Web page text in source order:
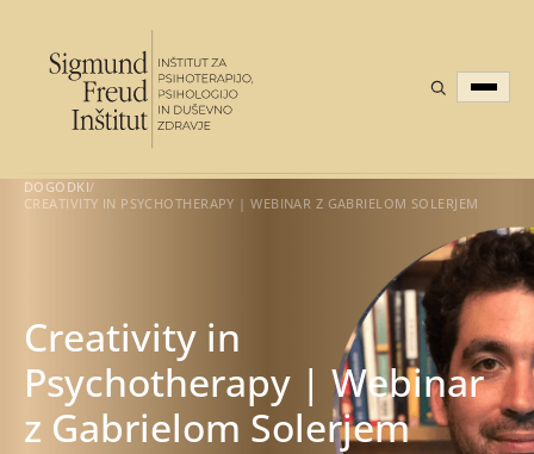
DOGODKI/
CREATIVITY IN PSYCHOTHERAPY | WEBINAR Z GABRIELOM SOLERJEM
Creativity in
Psychotherapy | Webinar
z Gabrielom Solerjem